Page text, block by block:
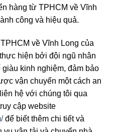
hàng từ TPHCM về Vĩnh
công và hiệu quả.
về Vĩnh Long của
hiện bởi đội ngũ nhân
kinh nghiệm, đảm bảo
vận chuyển một cách an
hệ với chúng tôi qua
cập website
để biết thêm chi tiết và